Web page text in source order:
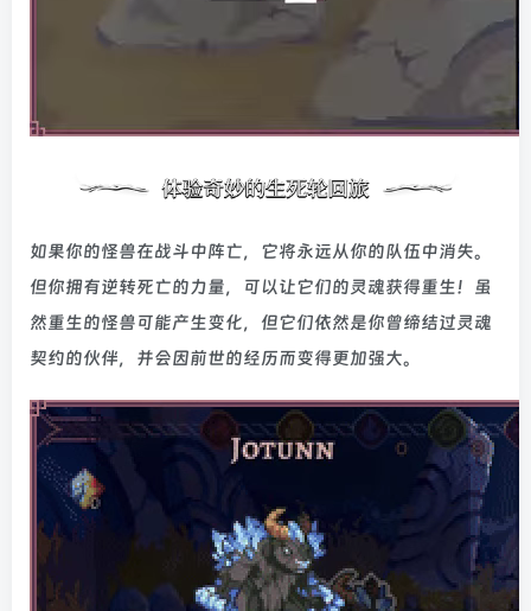
如果你的怪兽在战斗中阵亡，它将永远从你的队伍中消失。
但你拥有逆转死亡的力量，可以让它们的灵魂获得重生！虽
然重生的怪兽可能产生变化，但它们依然是你曾缔结过灵魂
契约的伙伴，并会因前世的经历而变得更加强大。